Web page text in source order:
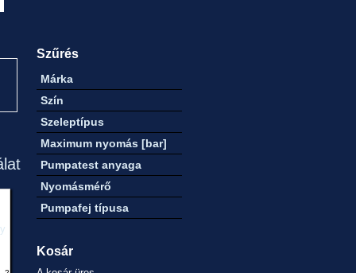
Szűrés
Márka
Szín
Szeleptípus
Maximum nyomás [bar]
Pumpatest anyaga
Nyomásmérő
Pumpafej típusa
Kosár